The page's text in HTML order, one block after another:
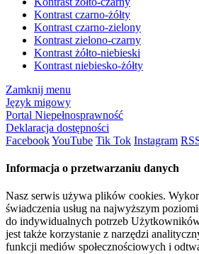
Kontrast czarno-żółty
Kontrast czarno-zielony
Kontrast zielono-czarny
Kontrast żółto-niebieski
Kontrast niebiesko-żółty
Zamknij menu
Język migowy
Portal Niepełnosprawność
Deklaracja dostępności
FacebookYouTube Tik Tok Instagram
Informacja o przetwarzaniu danych
Nasz serwis używa plików cookies.
świadczenia usług na najwyższym
do indywidualnych potrzeb
jest także korzystanie z narzędzi
funkcji mediów społecznościowych i